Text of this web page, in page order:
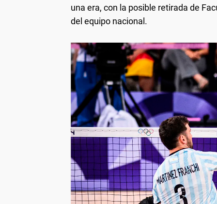
una era, con la posible retirada de
del equipo nacional.